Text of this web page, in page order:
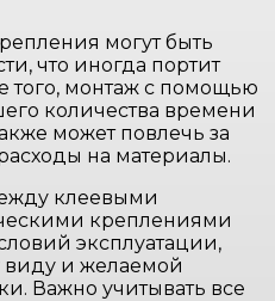
могут быть
что иногда портит
того, монтаж с помощью
количества времени
может повлечь за
на материалы.
клеевыми
креплениями
эксплуатации,
и желаемой
Важно учитывать все